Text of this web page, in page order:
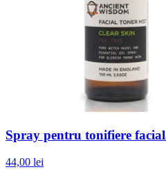
Spray pentru tonifiere
44,00 lei